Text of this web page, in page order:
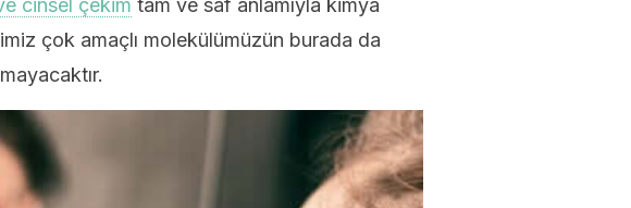
cinsel çekim tam ve saf anlamıyla kimya
çok amaçlı molekülümüzün burada da